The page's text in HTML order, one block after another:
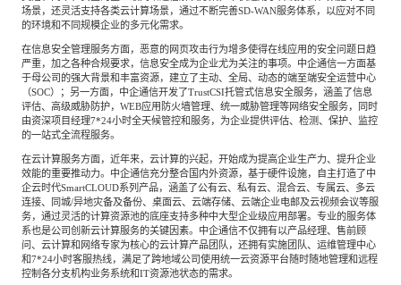
场景，还灵活支持各类云计算场景，通过不断完善SD-WAN服务体系，以应对不同
的环境和不同规模企业的多元化需求。
在信息安全管理服务方面，恶意的网页攻击行为增多使得在线应用的安全问题日趋
严重，加之各种合规要求，信息安全成为企业尤为关注的事项。中企通信一方面基
于母公司的强大背景和丰富资源，建立了主动、全局、动态的端至端安全运营中心
（SOC）；另一方面，中企通信开发了TrustCSI托管式信息安全服务，涵盖了信息
评估、高级威胁防护，WEB应用防火墙管理、统一威胁管理等网络安全服务，同时
由资深项目经理7*24小时全天候管控和服务，为企业提供评估、检测、保护、监控
的一站式全流程服务。
在云计算服务方面，近年来，云计算的兴起，开始成为提高企业生产力、提升企业
效能的重要推动力。中企通信充分整合国内外资源，基于硬件设施，自主打造了中
企云时代SmartCLOUD系列产品，涵盖了公有云、私有云、混合云、专属云、多云
连接、同城/异地灾备及备份、桌面云、云端存储、云端企业电邮及云视频会议等服
务，通过灵活的计算资源池的底座支持多种中大型企业级应用部署。专业的服务体
系也是公司创新云计算服务的关键因素。中企通信不仅拥有以产品经理、售前顾
问、云计算和网络专家为核心的云计算产品团队，还拥有实施团队、运维管理中心
和7*24小时客服热线，满足了跨地域公司使用统一云资源平台随时随地管理和远程
控制各分支机构业务系统和IT资源池状态的需求。